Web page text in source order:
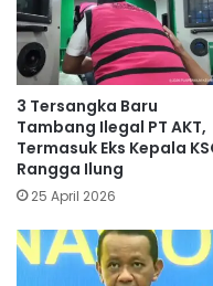
3 Tersangka Baru
Tambang Ilegal PT AKT,
Termasuk Eks Kepala
Rangga Ilung
25 April 2026